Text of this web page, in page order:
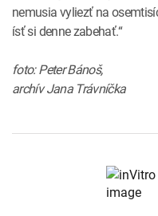
nemusia vyliezť na
ísť si denne zabehať.“
foto: Peter Bánoš,
archív Jana Trávníčka